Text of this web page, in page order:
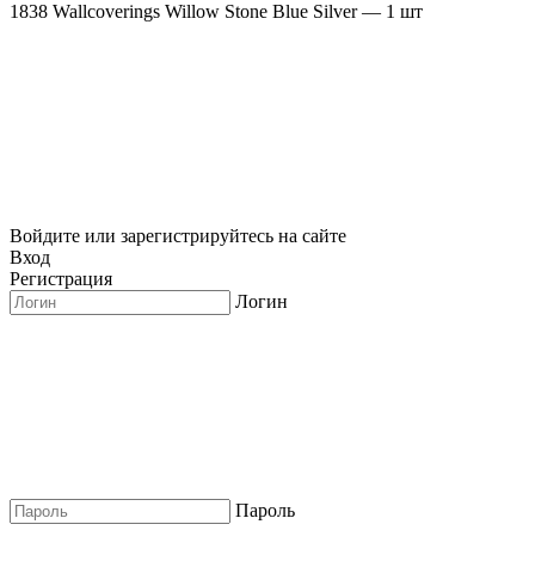
1838 Wallcoverings Willow Stone Blue Silver — 1 шт
Войдите или зарегистрируйтесь на сайте
Вход
Регистрация
Логин
Пароль